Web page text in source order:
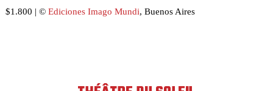
$1.800 | © Ediciones Imago Mundi, Buenos Aires